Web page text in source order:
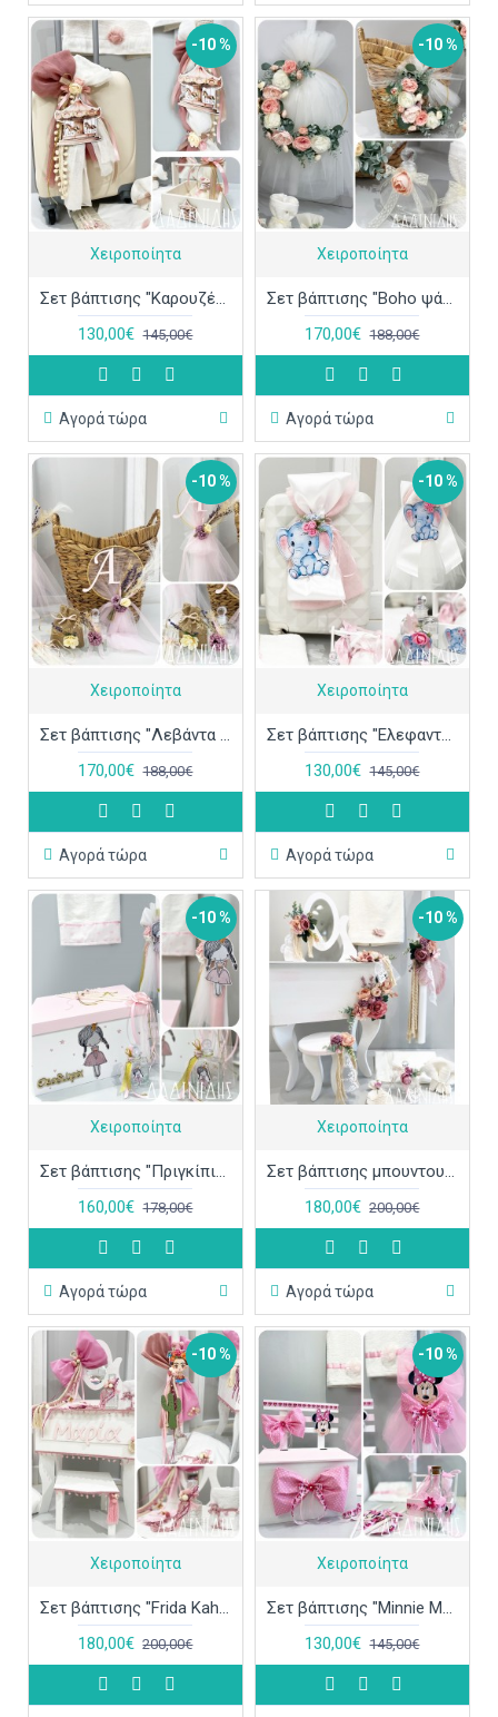
-10 %
Χειροποίητα
Σετ βάπτισης "Καρουζέλ ροζ" ΣΕΤ-Κ75
130,00€ 145,00€
Αγορά τώρα
-10 %
Χειροποίητα
Σετ βάπτισης "Boho ψάθινο καλάθι" ΣΕΤ-Κ74
170,00€ 188,00€
Αγορά τώρα
-10 %
Χειροποίητα
Σετ βάπτισης "Λεβάντα ψάθινο καλάθι" ΣΕΤ-Κ73
170,00€ 188,00€
Αγορά τώρα
-10 %
Χειροποίητα
Σετ βάπτισης "Ελεφαντάκι" ΣΕΤ-Κ72
130,00€ 145,00€
Αγορά τώρα
-10 %
Χειροποίητα
Σετ βάπτισης "Πριγκίπισσα" ΣΕΤ-Κ71
160,00€ 178,00€
Αγορά τώρα
-10 %
Χειροποίητα
Σετ βάπτισης μπουντουάρ "Λουλούδια και πούπουλο" ΣΕΤ-Κ69
180,00€ 200,00€
Αγορά τώρα
-10 %
Χειροποίητα
Σετ βάπτισης "Frida Kahlo" ΣΕΤ-Κ68
180,00€ 200,00€
-10 %
Χειροποίητα
Σετ βάπτισης "Minnie Mouse" ΣΕΤ-Κ67
130,00€ 145,00€